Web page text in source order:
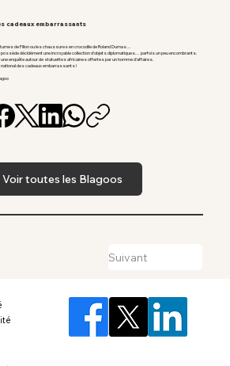
cadeaux embarrassants
de Fillon ou les chaussures en crocodile de Roland Dumas…
décidément une incroyable collection d’objets diplomatiques… parfois un peu encombrants.
enquête autour de statuettes africaines offertes par un homme d’affaires.
national des cadeaux embarrassants !
Voir toutes les Blagoos
Suivant